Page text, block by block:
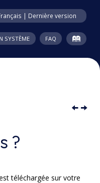
| Dernière version
SYSTÈME FAQ
?
téléchargée sur votre